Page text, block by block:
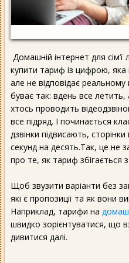
Домашній інтернет для
купити тариф із цифрою, яка
але не відповідає
буває так: вдень все летить,
хтось проводить
все підряд. І починається
дзвінки підвисають,
секунд на десять.Так, це не
про те, як тариф збігається
Щоб звузити варіанти без
які є пропозиції та як вони
Наприклад, тарифи на
швидко зорієнтуватися, що
дивитися далі.